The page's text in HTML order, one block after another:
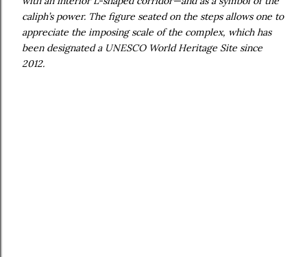
caliph’s power. The figure seated on the steps allows one to
appreciate the imposing scale of the complex, which has
been designated a UNESCO World Heritage Site since
2012.